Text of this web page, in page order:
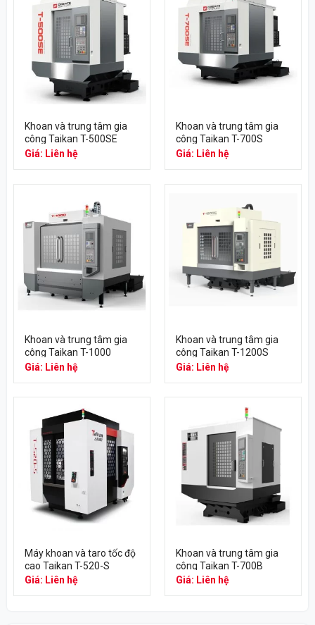
Khoan và trung tâm gia
công Taikan T-500SE
Giá: Liên hệ
Khoan và trung tâm gia
công Taikan T-700S
Giá: Liên hệ
Khoan và trung tâm gia
công Taikan T-1000
Giá: Liên hệ
Khoan và trung tâm gia
công Taikan T-1200S
Giá: Liên hệ
Máy khoan và taro tốc độ
cao Taikan T-520-S
Giá: Liên hệ
Khoan và trung tâm gia
công Taikan T-700B
Giá: Liên hệ